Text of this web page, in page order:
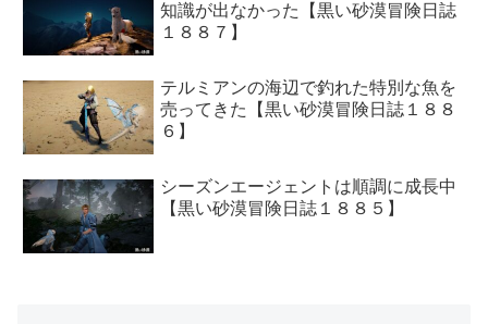
知識が出なかった【黒い砂漠冒険日誌
１８８７】
テルミアンの海辺で釣れた特別な魚を
売ってきた【黒い砂漠冒険日誌１８８
６】
シーズンエージェントは順調に成長中
【黒い砂漠冒険日誌１８８５】